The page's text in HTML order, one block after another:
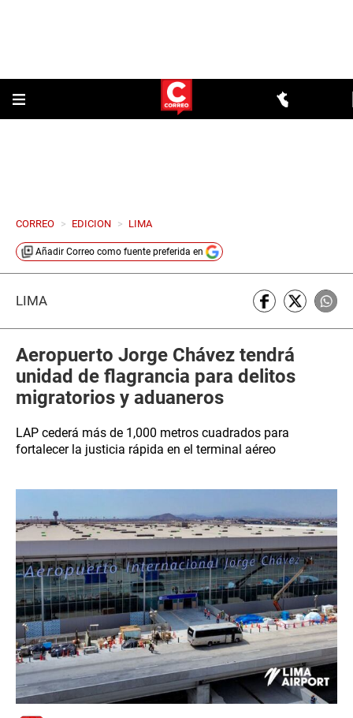
CORREO > EDICION > LIMA
Añadir Correo como fuente preferida en
LIMA
Aeropuerto Jorge Chávez tendrá
unidad de flagrancia para delitos
migratorios y aduaneros
LAP cederá más de 1,000 metros cuadrados para
fortalecer la justicia rápida en el terminal aéreo